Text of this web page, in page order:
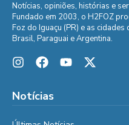
Notícias, opiniões, histórias e
Fundado em 2003, o H2FOZ
Foz do Iguaçu (PR) e as
Brasil, Paraguai e Argentina.
Notícias